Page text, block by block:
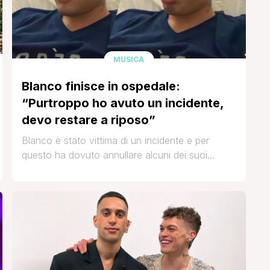
MUSICA
Blanco finisce in ospedale:
“Purtroppo ho avuto un incidente,
devo restare a riposo”
Blanco è stato vittima di un incidente e per
questo ha dovuto annullare alcuni dei suoi
che è stato lui stesso a comunicare questa
situazione ai suoi fan. Il cantante ha pubblicato
un video che lo ritrae in ospedale e [']